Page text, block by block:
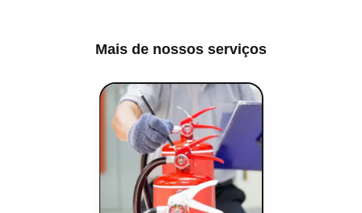
Mais de nossos serviços